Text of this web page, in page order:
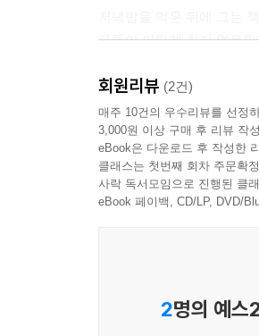
구들이 어떻게 찬지 얼음
그것을 볼 때 기선의 가슴
회원리뷰 (2건)
매주 10건의 우수리뷰를 선정
3,000원 이상 구매 후 리뷰 작
eBook은 다운로드 후 작성한
클래스는 첫번째 회차 주문확
사락 독서모임으로 진행된 클
eBook 페이백, CD/LP, DVD/
2명의 예스